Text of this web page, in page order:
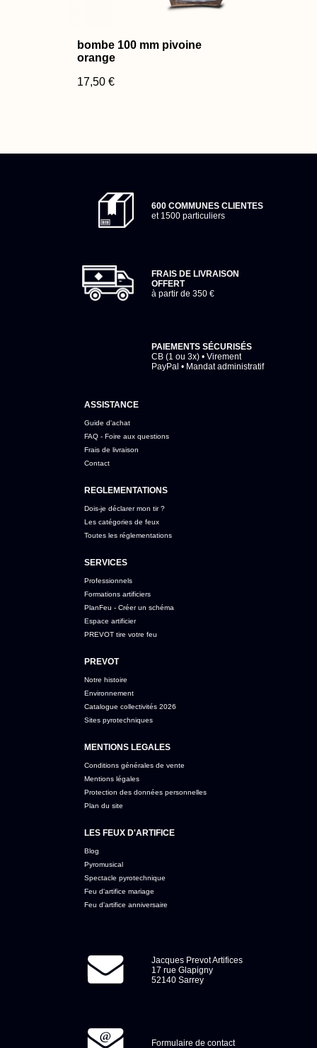
bombe 100 mm pivoine
orange
17,50 €
600 COMMUNES CLIENTES
et 1500 particuliers
FRAIS DE LIVRAISON
OFFERT
à partir de 350 €
PAIEMENTS SÉCURISÉS
CB (1 ou 3x) • Virement
PayPal • Mandat administratif
ASSISTANCE
Guide d'achat
FAQ - Foire aux questions
Frais de livraison
Contact
REGLEMENTATIONS
Dois-je déclarer mon tir ?
Les catégories de feux
Toutes les réglementations
SERVICES
Professionnels
Formations artificiers
PlanFeu - Créer un schéma
Espace artificier
PREVOT tire votre feu
PREVOT
Notre histoire
Environnement
Catalogue collectivités 2026
Sites pyrotechniques
MENTIONS LEGALES
Conditions générales de vente
Mentions légales
Protection des données personnelles
Plan du site
LES FEUX D'ARTIFICE
Blog
Pyromusical
Spectacle pyrotechnique
Feu d'artifice mariage
Feu d'artifice anniversaire
Jacques Prevot Artifices
17 rue Glapigny
52140 Sarrey
Formulaire de contact